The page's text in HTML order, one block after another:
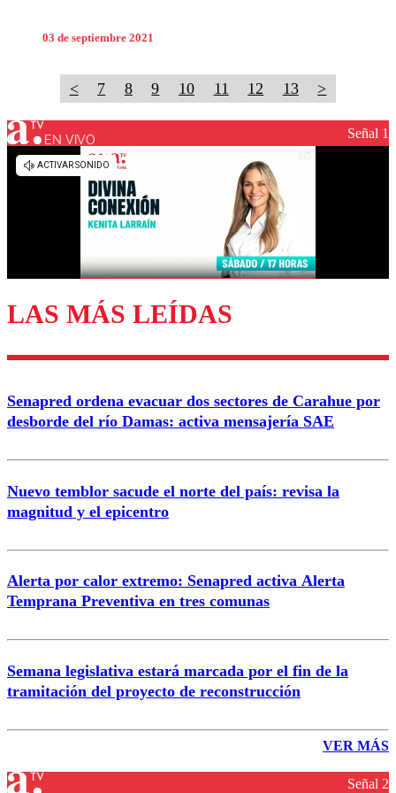
03 de septiembre 2021
< 7 8 9 10 11 12 13 >
EN VIVO Señal 1
LAS MÁS LEÍDAS
Senapred ordena evacuar dos sectores de Carahue por
desborde del río Damas: activa mensajería SAE
Nuevo temblor sacude el norte del país: revisa la
magnitud y el epicentro
Alerta por calor extremo: Senapred activa Alerta
Temprana Preventiva en tres comunas
Semana legislativa estará marcada por el fin de la
tramitación del proyecto de reconstrucción
VER MÁS
Señal 2